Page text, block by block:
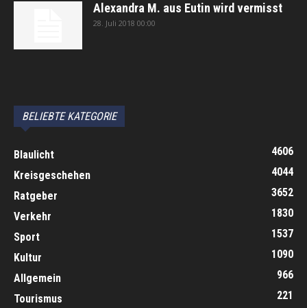
Alexandra M. aus Eutin wird vermisst
28. Juli 2018 00:00
BELIEBTE KATEGORIE
Blaulicht
4606
Kreisgeschehen
4044
Ratgeber
3652
Verkehr
1830
Sport
1537
Kultur
1090
Allgemein
966
Tourismus
221